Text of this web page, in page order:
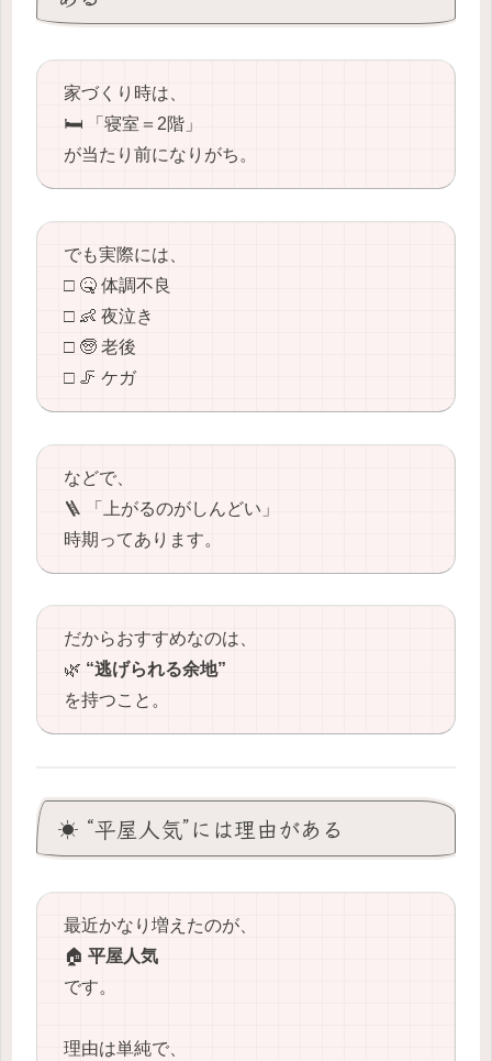
家づくり時は、
🛏️ 「寝室＝2階」
が当たり前になりがち。
でも実際には、
□ 🤒 体調不良
□ 👶 夜泣き
□ 🧓 老後
□ 🦵 ケガ
などで、
🪜 「上がるのがしんどい」
時期ってあります。
だからおすすめなのは、
🌿 “逃げられる余地”
を持つこと。
☀️ “平屋人気”には理由がある
最近かなり増えたのが、
🏠 平屋人気
です。
理由は単純で、